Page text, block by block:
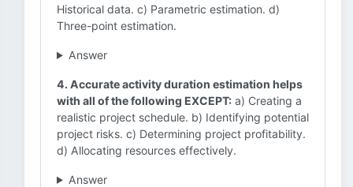
Historical data. c) Parametric estimation. d)
Three-point estimation.
Answer
4. Accurate activity duration estimation helps
with all of the following EXCEPT: a) Creating a
realistic project schedule. b) Identifying potential
project risks. c) Determining project profitability.
d) Allocating resources effectively.
Answer